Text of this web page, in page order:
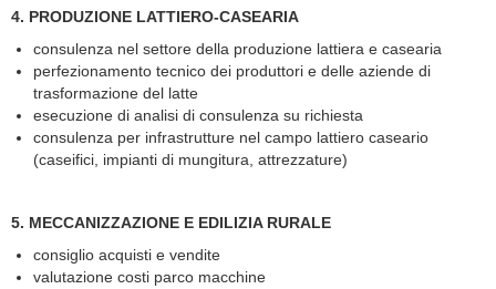
4. PRODUZIONE LATTIERO-CASEARIA
consulenza nel settore della produzione lattiera e casearia
perfezionamento tecnico dei produttori e delle aziende di
trasformazione del latte
esecuzione di analisi di consulenza su richiesta
consulenza per infrastrutture nel campo lattiero caseario
(caseifici, impianti di mungitura, attrezzature)
5. MECCANIZZAZIONE E EDILIZIA RURALE
consiglio acquisti e vendite
valutazione costi parco macchine